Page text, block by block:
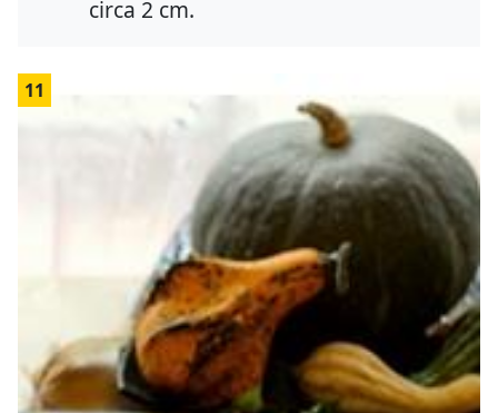
circa 2 cm.
11